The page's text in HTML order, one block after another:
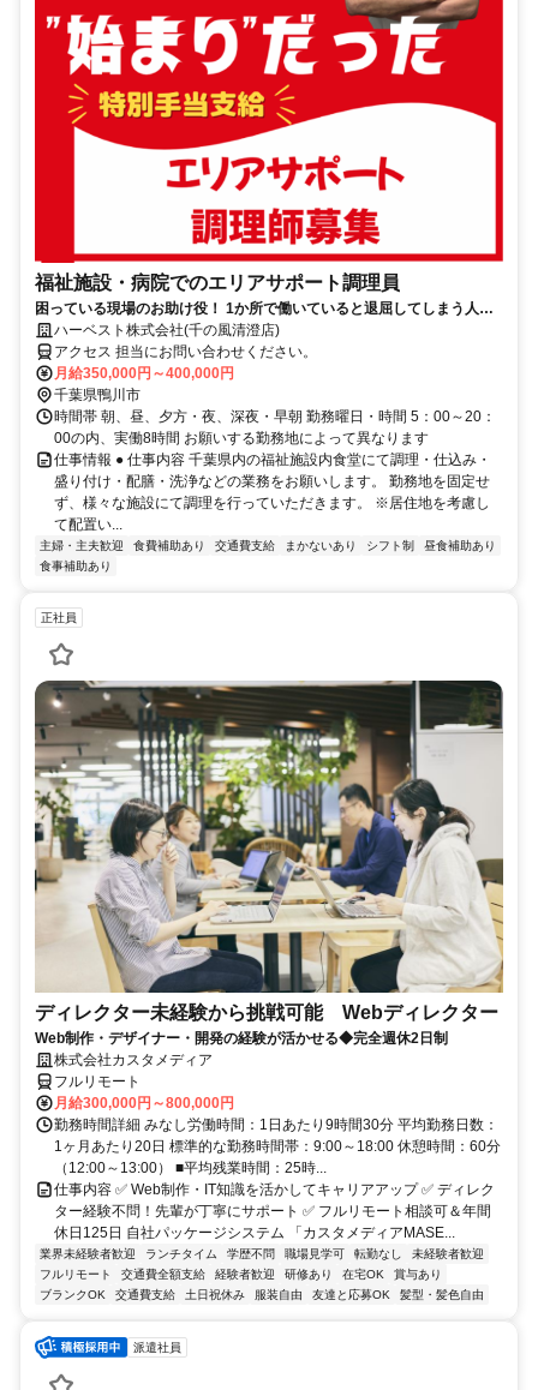
福祉施設・病院でのエリアサポート調理員
困っている現場のお助け役！ 1か所で働いていると退屈してしまう人の
ための募集です！
ハーベスト株式会社(千の風清澄店)
アクセス 担当にお問い合わせください。
月給350,000円～400,000円
千葉県鴨川市
時間帯 朝、昼、夕方・夜、深夜・早朝 勤務曜日・時間 5：00～20：
00の内、実働8時間 お願いする勤務地によって異なります
仕事情報 ● 仕事内容 千葉県内の福祉施設内食堂にて調理・仕込み・
盛り付け・配膳・洗浄などの業務をお願いします。 勤務地を固定せ
ず、様々な施設にて調理を行っていただきます。 ※居住地を考慮し
て配置い...
主婦・主夫歓迎 食費補助あり 交通費支給 まかないあり シフト制
昼食補助あり
食事補助あり
正社員
ディレクター未経験から挑戦可能 Webディレクター
Web制作・デザイナー・開発の経験が活かせる◆完全週休2日制
株式会社カスタメディア
フルリモート
月給300,000円～800,000円
勤務時間詳細 みなし労働時間：1日あたり9時間30分 平均勤務日数：
1ヶ月あたり20日 標準的な勤務時間帯：9:00～18:00 休憩時間：60分
（12:00～13:00） ■平均残業時間：25時...
仕事内容 ✅ Web制作・IT知識を活かしてキャリアアップ ✅ ディレク
ター経験不問！先輩が丁寧にサポート ✅ フルリモート相談可＆年間
休日125日 自社パッケージシステム 「カスタメディアMASE...
業界未経験者歓迎 ランチタイム 学歴不問 職場見学可 転勤なし
未経験者歓迎
フルリモート
交通費全額支給 経験者歓迎 研修あり 在宅OK
賞与あり
ブランクOK
交通費支給 土日祝休み 服装自由 友達と応募OK 髪型・髪色自由
派遣社員